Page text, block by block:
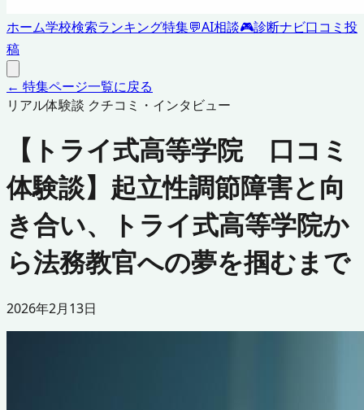
ホーム学校検索ランキング特集💬AI相談🎮診断ナビ口コミ投
稿
← 特集ページ一覧に戻る
リアル体験談 クチコミ・インタビュー
【トライ式高等学院 口コミ
体験談】起立性調節障害と向
き合い、トライ式高等学院か
ら法務教官への夢を掴むまで
2026年2月13日